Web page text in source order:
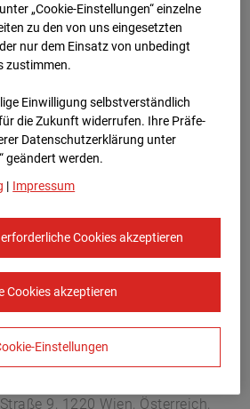
70173 Stuttgart
Zur Übersicht
9, 1220 Wien, Österreich,
„Cookie-Einstellungen“ einzelne
zu den von uns eingesetzten
nur dem Einsatz von unbedingt
zustimmen.
Einwilligung selbstverständlich
die Zukunft widerrufen. Ihre Prä­fe­
Datenschutzerklärung unter
geändert werden.
| Impressum
Cookies akzeptieren
Cookies akzeptieren
Einstellungen